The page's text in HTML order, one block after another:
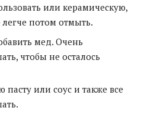
или керамическую,
потом отмыть.
мед. Очень
чтобы не осталось
пасту или соус и также все